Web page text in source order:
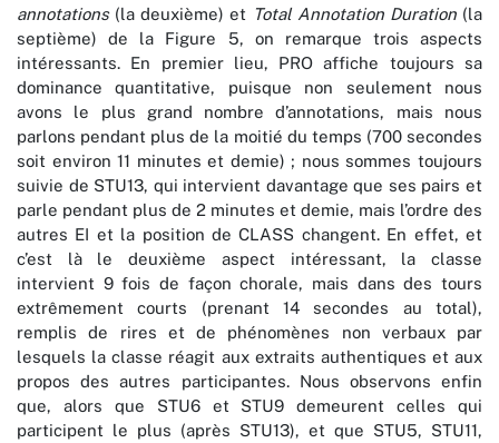
annotations (la deuxième) et Total Annotation Duration (la
septième) de la Figure 5, on remarque trois aspects
intéressants. En premier lieu, PRO affiche toujours sa
dominance quantitative, puisque non seulement nous
avons le plus grand nombre d’annotations, mais nous
parlons pendant plus de la moitié du temps (700 secondes
soit environ 11 minutes et demie) ; nous sommes toujours
suivie de STU13, qui intervient davantage que ses pairs et
parle pendant plus de 2 minutes et demie, mais l’ordre des
autres EI et la position de CLASS changent. En effet, et
c’est là le deuxième aspect intéressant, la classe
intervient 9 fois de façon chorale, mais dans des tours
extrêmement courts (prenant 14 secondes au total),
remplis de rires et de phénomènes non verbaux par
lesquels la classe réagit aux extraits authentiques et aux
propos des autres participantes. Nous observons enfin
que, alors que STU6 et STU9 demeurent celles qui
participent le plus (après STU13), et que STU5, STU11,